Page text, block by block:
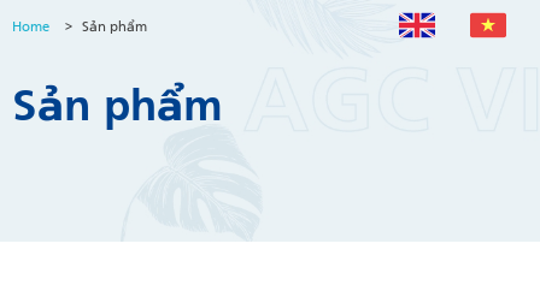
Home > Sản phẩm
Sản phẩm